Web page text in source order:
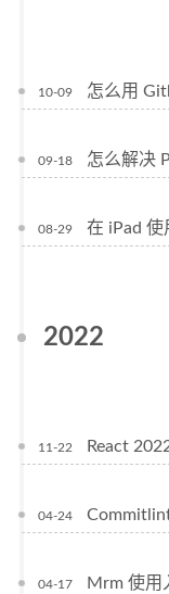
10-09 怎么用
09-18 怎么解决
08-29 在 iPad 使
2022
11-22 React
04-24
04-17 Mrm 使用